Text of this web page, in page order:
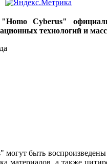
"Homo Cyberus"
технологий и
могут быть